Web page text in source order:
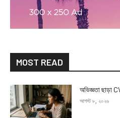
MOST READ
অভিজ্ঞতা ছাড়া
আগস্ট ৮, ২০২৬